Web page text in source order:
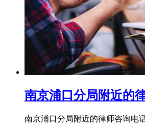
南京浦口分局附近的
南京浦口分局附近的律师咨询电